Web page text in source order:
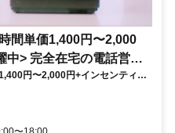
間単価1,400円〜2,000
中> 完全在宅の電話営業
円〜2,000円+インセンティブ
全在宅の電話営業で家庭と仕事の